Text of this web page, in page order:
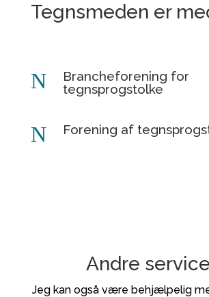
Tegnsmeden er
N
Brancheforening for
tegnsprogstolke
N Forening af
Andre
Jeg kan også være behjælpelig